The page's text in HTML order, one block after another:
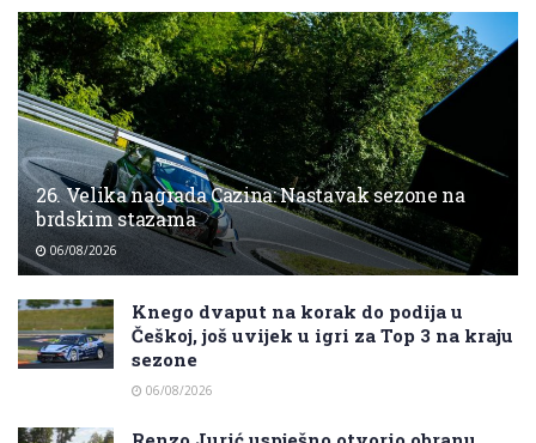
26. Velika nagrada Cazina: Nastavak sezone na
brdskim stazama
06/08/2026
Knego dvaput na korak do podija u
Češkoj, još uvijek u igri za Top 3 na kraju
sezone
06/08/2026